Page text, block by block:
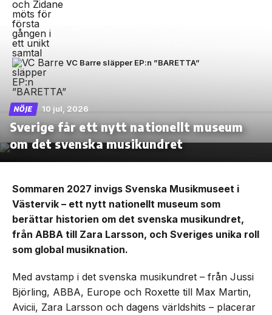
VC Barre släpper EP:n ”BARETTA”
NÖJE 10 jul, 2026
Sverige får ett nytt nationellt museum
om det svenska musikundret
Sommaren 2027 invigs Svenska Musikmuseet i
Västervik – ett nytt nationellt museum som
berättar historien om det svenska musikundret,
från ABBA till Zara Larsson, och Sveriges unika roll
som global musiknation.
Med avstamp i det svenska musikundret – från Jussi
Björling, ABBA, Europe och Roxette till Max Martin,
Avicii, Zara Larsson och dagens världshits – placerar